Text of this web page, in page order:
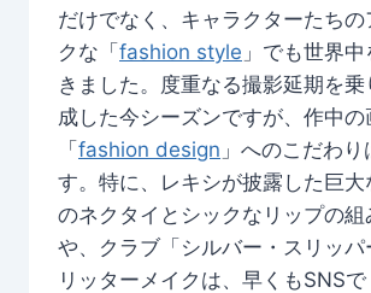
だけでなく、キャラクターたちの
クな「fashion style 」でも世界
きました。度重なる撮影延期を
成した今シーズンですが、作中の
「fashion design 」へのこだわ
す。特に、レキシが披露した巨大
のネクタイとシックなリップの組
や、クラブ「シルバー・スリッ
リッターメイクは、早くもSNSで